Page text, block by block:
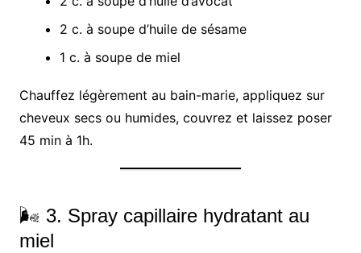
2 c. à soupe d’huile de sésame
1 c. à soupe de miel
Chauffez légèrement au bain-marie, appliquez sur
cheveux secs ou humides, couvrez et laissez poser
45 min à 1h.
🌬️ 3. Spray capillaire hydratant au
miel